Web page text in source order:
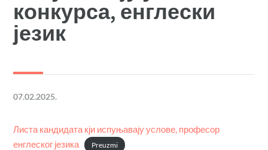
конкурса, енглески
језик
07.02.2025.
Листа кандидата кји испуњавају услове, професор
енглеског језика
Preuzmi